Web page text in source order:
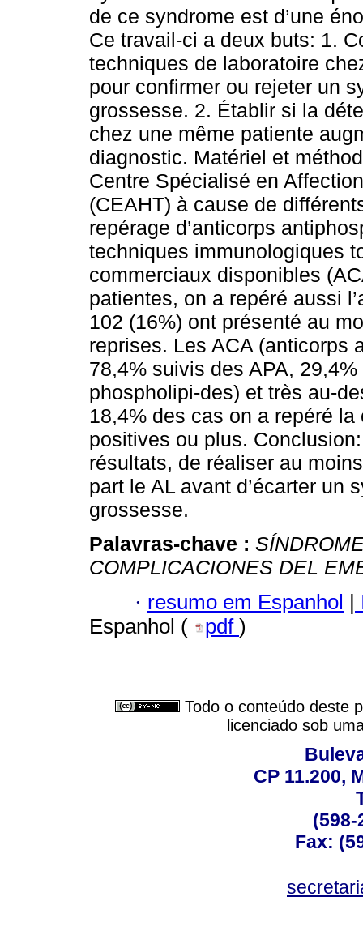
de ce syndrome est d’une
Ce travail-ci a deux buts: 1.
techniques de laboratoire
pour confirmer ou rejeter un
grossesse. 2. Établir si la
chez une même patiente
diagnostic. Matériel et
Centre Spécialisé en
(CEAHT) à cause de
repérage d’anticorps
techniques immunologiques
commerciaux disponibles
patientes, on a repéré aussi
102 (16%) ont présenté au
reprises. Les ACA (anticorps
78,4% suivis des APA,
phospholipi-des) et très au-
18,4% des cas on a repéré
positives ou plus.
résultats, de réaliser au
part le AL avant d’écarter un
grossesse.
Palavras-chave :
COMPLICACIONES DEL
· resumo em Espanhol |
Espanhol (
pdf )
Todo o conteúdo deste
licenciado sob
CP 11.200,
(598-
Fax: